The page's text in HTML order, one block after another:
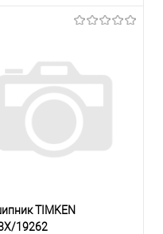
Запросить цену
в 1
сравнению
избранное
Под заказ
TIMKEN
19262